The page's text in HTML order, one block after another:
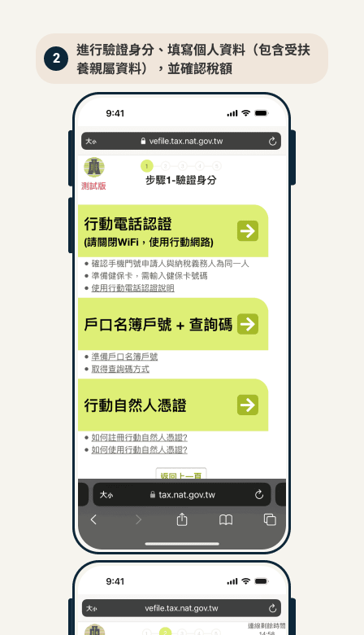
2
進行驗證身分、填寫個人資料（包含受扶
養親屬資料），並確認稅額